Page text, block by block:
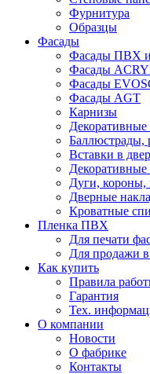
Фурнитура
Образцы
Фасады
Фасады ПВХ
Фасады
Фасады
Фасады AGT
Карнизы
Баллюстрады,
Вставки в
Декоративные
Дуги, короны,
Дверные
Кроватные
Пленка ПВХ
Для печати
Для продажи в
Как купить
Правила
Гарантия
Тех.
О компании
Новости
О фабрике
Контакты